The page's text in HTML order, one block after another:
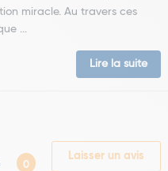
miracle. Au travers ces
...
Lire la suite
0
Laisser un avis